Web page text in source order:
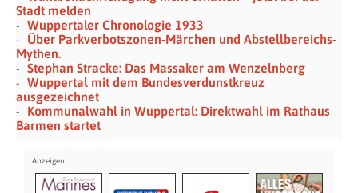
Stadt melden
Wuppertaler Chronologie 1933
Über Parkverbotszonen-Märchen und Abstellbereichs-
Mythen.
Stephan Stracke: Das Massaker am Wenzelnberg
Wuppertal mit dem Bundesverdunstkreuz
ausgezeichnet
Kommunalwahl in Wuppertal: Direktwahl im Rathaus
Barmen startet